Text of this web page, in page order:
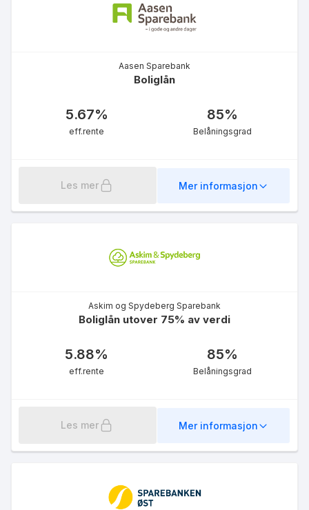
7.65%
eff.rente
Fastrente 10 år
Aasen Sparebank
Boliglån
5.67%
eff.rente
85%
Belåningsgrad
Les mer Mer informasjon
Askim og Spydeberg Sparebank
Boliglån utover 75% av verdi
5.88%
eff.rente
85%
Belåningsgrad
Les mer Mer informasjon